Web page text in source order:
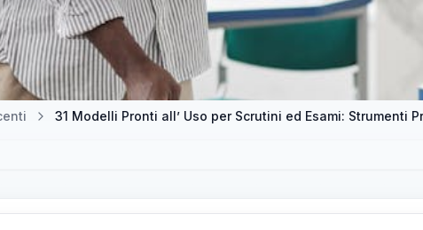
31 Modelli Pronti all’ Uso per Scrutini ed Esami: Strumenti